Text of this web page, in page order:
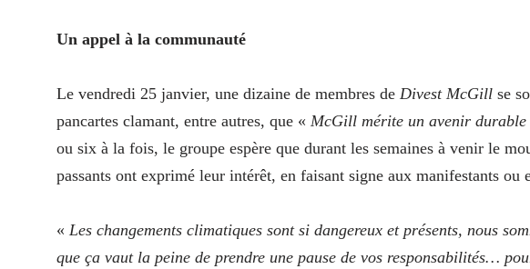
Un appel à la communauté
Le vendredi 25 janvier, une dizaine de membres de Divest McGill se
pancartes clamant, entre autres, que « McGill mérite un avenir durable
ou six à la fois, le groupe espère que durant les semaines à venir le
passants ont exprimé leur intérêt, en faisant signe aux manifestants ou
« Les changements climatiques sont si dangereux et présents, nous
que ça vaut la peine de prendre une pause de vos responsabilités…